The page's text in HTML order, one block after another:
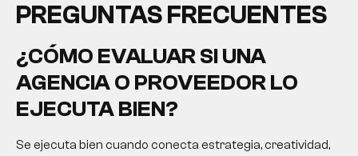
PREGUNTAS FRECUENTES
¿CÓMO EVALUAR SI UNA
AGENCIA O PROVEEDOR LO
EJECUTA BIEN?
Se ejecuta bien cuando conecta estrategia, creatividad,